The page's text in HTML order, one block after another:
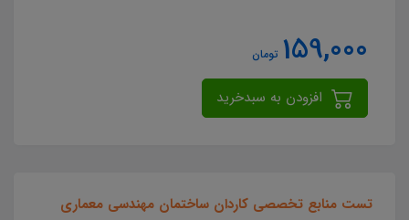
159,000 تومان
تست منابع تخصصی کاردان ساختمان مهندسی معماری